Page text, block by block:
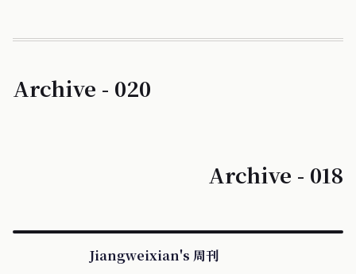
Archive - 020
Archive - 018
Jiangweixian's 周刊